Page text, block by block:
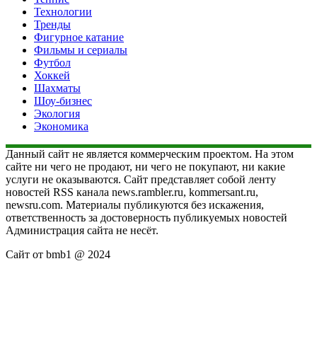
Технологии
Тренды
Фигурное катание
Фильмы и сериалы
Футбол
Хоккей
Шахматы
Шоу-бизнес
Экология
Экономика
Данный сайт не является коммерческим проектом. На этом
сайте ни чего не продают, ни чего не покупают, ни какие
услуги не оказываются. Сайт представляет собой ленту
новостей RSS канала news.rambler.ru, kommersant.ru,
newsru.com. Материалы публикуются без искажения,
ответственность за достоверность публикуемых новостей
Администрация сайта не несёт.
Сайт от bmb1 @ 2024